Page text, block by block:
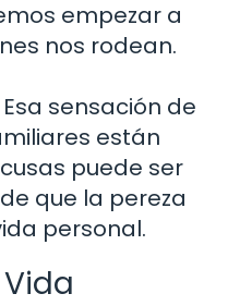
empezar a
nos rodean.
sensación de
están
puede ser
que la pereza
personal.